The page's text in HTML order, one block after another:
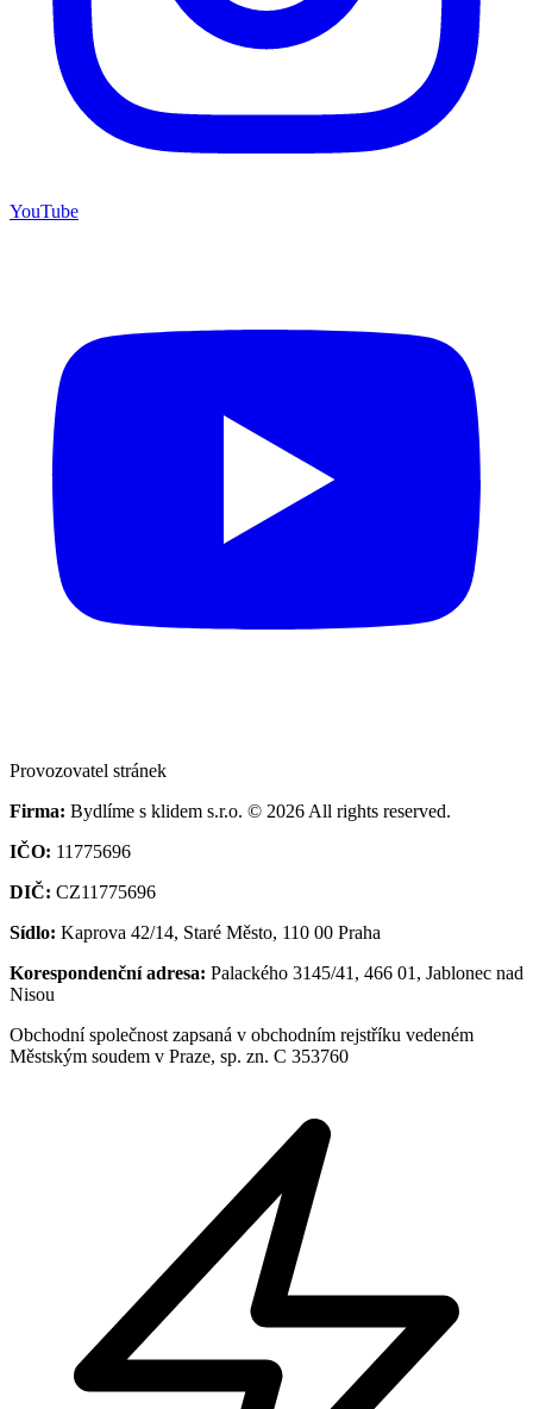
YouTube
Provozovatel stránek
Firma: Bydlíme s klidem s.r.o. © 2026 All rights reserved.
IČO: 11775696
DIČ: CZ11775696
Sídlo: Kaprova 42/14, Staré Město, 110 00 Praha
Korespondenční adresa: Palackého 3145/41, 466 01, Jablonec nad
Nisou
Obchodní společnost zapsaná v obchodním rejstříku vedeném
Městským soudem v Praze, sp. zn. C 353760